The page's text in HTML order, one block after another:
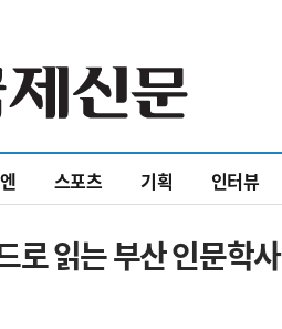
스포츠 기획 인터뷰
로 읽는 부산 인문학사